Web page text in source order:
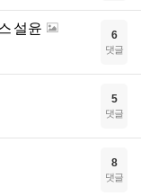
설윤 6
댓글
5
댓글
8
댓글